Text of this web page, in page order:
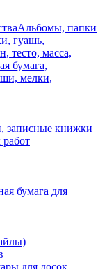
Альбомы, папки
гуашь,
тесто, масса,
бумага,
мелки,
записные книжки
работ
бумага для
для досок,